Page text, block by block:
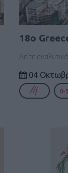
18ο
Δείτε αναλυτικά
04